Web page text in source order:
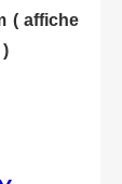
( affiche